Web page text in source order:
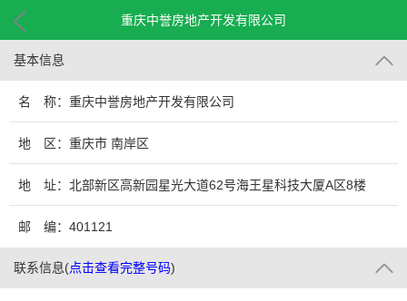
重庆中誉房地产开发有限公司
基本信息
名 称：重庆中誉房地产开发有限公司
地 区：重庆市 南岸区
地 址：北部新区高新园星光大道62号海王星科技大厦A区8楼
邮 编：401121
联系信息(点击查看完整号码)